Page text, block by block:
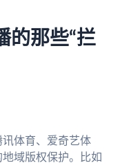
的那些“拦
体育、爱奇艺体
域版权保护。比如